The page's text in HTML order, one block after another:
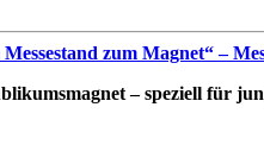
zum Magnet“ –
– speziell für